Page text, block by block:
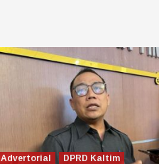
Advertorial DPRD Kaltim